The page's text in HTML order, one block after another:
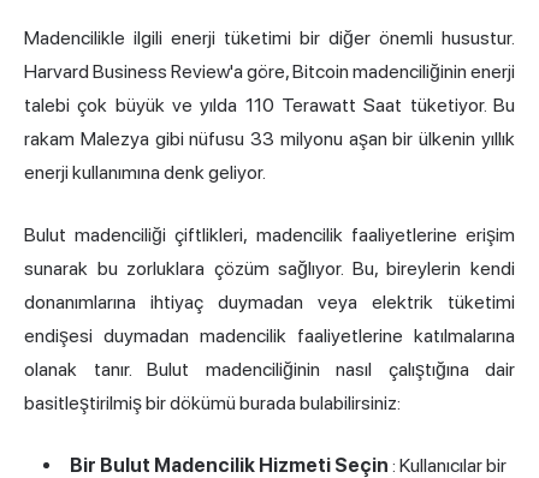
Madencilikle ilgili enerji tüketimi bir diğer önemli husustur.
Harvard Business Review'a göre, Bitcoin madenciliğinin enerji
talebi çok büyük ve yılda 110 Terawatt Saat tüketiyor. Bu
rakam Malezya gibi nüfusu 33 milyonu aşan bir ülkenin yıllık
enerji kullanımına denk geliyor.
Bulut madenciliği çiftlikleri, madencilik faaliyetlerine erişim
sunarak bu zorluklara çözüm sağlıyor. Bu, bireylerin kendi
donanımlarına ihtiyaç duymadan veya elektrik tüketimi
endişesi duymadan madencilik faaliyetlerine katılmalarına
olanak tanır. Bulut madenciliğinin nasıl çalıştığına dair
basitleştirilmiş bir dökümü burada bulabilirsiniz:
Bir Bulut Madencilik Hizmeti Seçin : Kullanıcılar bir